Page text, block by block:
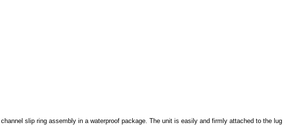
slip ring assembly in a waterproof package. The unit is easily and firmly attached to the lug